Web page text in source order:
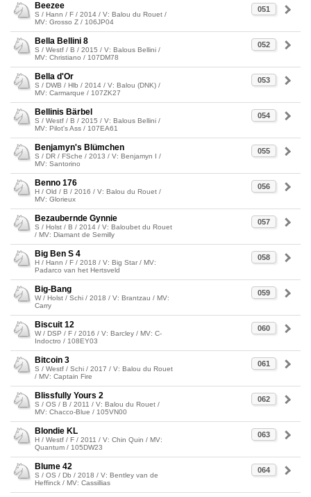
051
Beezee
S / Hann / F / 2014 / V: Balou du Rouet /
MV: Grosso Z / 106JP04
052
Bella Bellini 8
S / Westf / B / 2015 / V: Balous Bellini /
MV: Christiano / 107DM78
053
Bella d'Or
S / DWB / Hlb / 2014 / V: Balou (DNK) /
MV: Carmarque / 107ZK27
054
Bellinis Bärbel
S / Westf / B / 2015 / V: Balous Bellini /
MV: Pilot's Ass / 107EA61
055
Benjamyn's Blümchen
S / DR / FSche / 2013 / V: Benjamyn I /
MV: Santorino
056
Benno 176
H / Old / B / 2016 / V: Balou du Rouet /
MV: Glorieux
057
Bezaubernde Gynnie
S / Holst / B / 2014 / V: Baloubet du Rouet
/ MV: Diamant de Semilly
058
Big Ben S 4
H / Hann / F / 2018 / V: Big Star / MV:
Padarco van het Hertsveld
059
Big-Bang
W / Holst / Schi / 2018 / V: Brantzau / MV:
Carry
060
Biscuit 12
W / DSP / F / 2016 / V: Barcley / MV: C-
Indoctro / 108EY03
061
Bitcoin 3
S / Westf / Schi / 2017 / V: Balou du Rouet
/ MV: Captain Fire
062
Blissfully Yours 2
S / OS / B / 2011 / V: Balou du Rouet /
MV: Chacco-Blue / 105VN00
063
Blondie KL
H / Westf / F / 2011 / V: Chin Quin / MV:
Quantum / 105DW23
064
Blume 42
S / OS / Db / 2018 / V: Bentley van de
Heffinck / MV: Cassillias